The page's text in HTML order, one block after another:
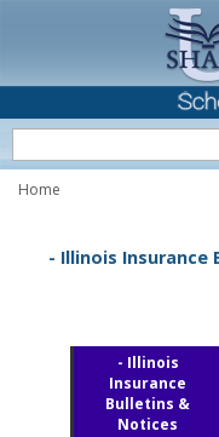
Home
- Illinois Insurance
- Illinois
Insurance
Bulletins &
Notices